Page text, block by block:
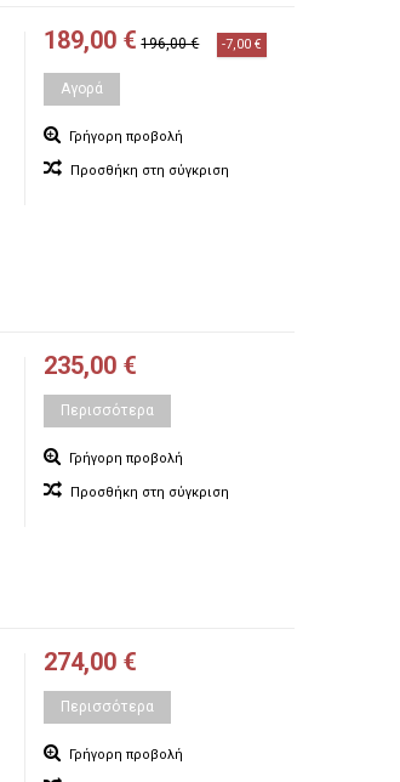
189,00 € 196,00 € -7,00 €
Αγορά
Γρήγορη προβολή
Προσθήκη στη σύγκριση
235,00 €
Περισσότερα
Γρήγορη προβολή
Προσθήκη στη σύγκριση
274,00 €
Περισσότερα
Γρήγορη προβολή